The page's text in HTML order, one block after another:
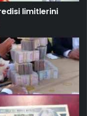
limitlerini